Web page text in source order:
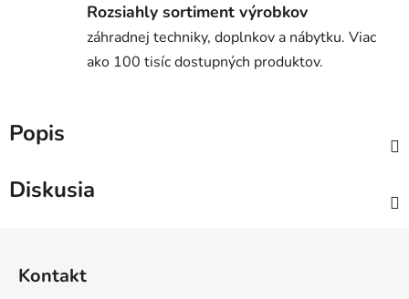
Rozsiahly sortiment výrobkov
záhradnej techniky, doplnkov a nábytku. Viac
ako 100 tisíc dostupných produktov.
Popis
Diskusia
Kontakt